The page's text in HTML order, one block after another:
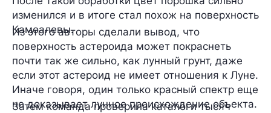
изменился и в итоге стал похож на поверхность
Камоалевы.
Из этого авторы сделали вывод, что
поверхность астероида может покраснеть
почти так же сильно, как лунный грунт, даже
если этот астероид не имеет отношения к Луне.
Иначе говоря, один только красный спектр еще
не доказывает лунное происхождение объекта.
Затем команда проверила каталоги тысяч